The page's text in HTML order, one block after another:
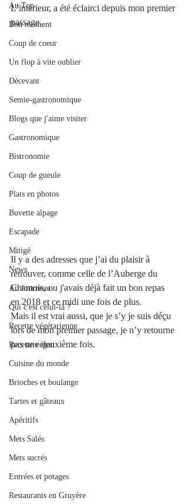
Au Top
Bon moment
Coup de coeur
Un flop à vite oublier
Décevant
Semie-gastronomique
Blogs que j'aime visiter
Gastronomique
Bistronomie
Coup de gueule
Plats en photos
Buvette alpage
Escapade
Mitigé
News
Au fourneau
Qui c'est celui-là ?
Recette végétarienne
Recette végan
Cuisine du monde
Brioches et boulange
Tartes et gâteaux
Apéritifs
Mets Salés
Mets sucrés
Entrées et potages
Restaurants en Gruyère
L’intérieur, a été éclairci depuis mon premier
passage.
Il y a des adresses que j’ai du plaisir à
retrouver, comme celle de l’Auberge du
Chamois, ou j'avais déjà fait un bon repas
en 2018 et ce midi une fois de plus.
Mais il est vrai aussi, que je s’y je suis déçu
lors de mon premier passage, je n’y retourne
pas une deuxième fois.